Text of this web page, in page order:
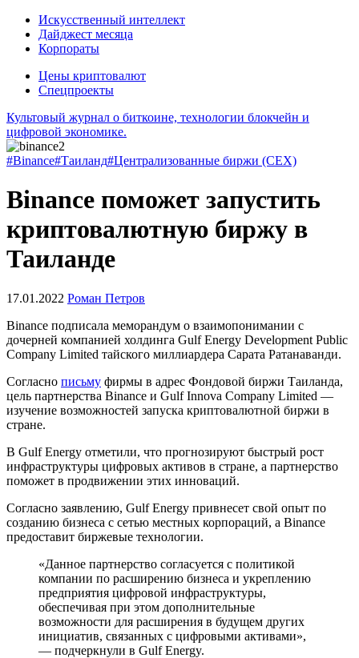
Искусственный интеллект
Дайджест месяца
Корпораты
Цены криптовалют
Спецпроекты
Культовый журнал о биткоине, технологии блокчейн и
цифровой экономике.
#Binance#Таиланд#Централизованные биржи (CEX)
Binance поможет запустить
криптовалютную биржу в
Таиланде
17.01.2022 Роман Петров
Binance подписала меморандум о взаимопонимании с
дочерней компанией холдинга Gulf Energy Development Public
Company Limited тайского миллиардера Сарата Ратанаванди.
Согласно письму фирмы в адрес Фондовой биржи Таиланда,
цель партнерства Binance и Gulf Innova Company Limited —
изучение возможностей запуска криптовалютной биржи в
стране.
В Gulf Energy отметили, что прогнозируют быстрый рост
инфраструктуры цифровых активов в стране, а партнерство
поможет в продвижении этих инноваций.
Согласно заявлению, Gulf Energy привнесет свой опыт по
созданию бизнеса с сетью местных корпораций, а Binance
предоставит биржевые технологии.
«Данное партнерство согласуется с политикой
компании по расширению бизнеса и укреплению
предприятия цифровой инфраструктуры,
обеспечивая при этом дополнительные
возможности для расширения в будущем других
инициатив, связанных с цифровыми активами»,
— подчеркнули в Gulf Energy.